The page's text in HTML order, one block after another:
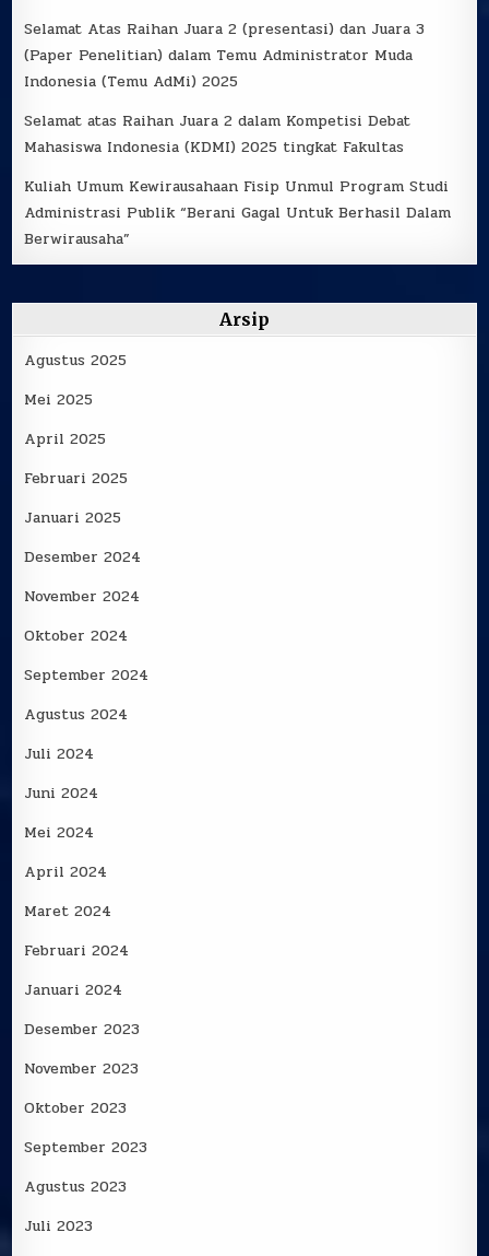
Selamat Atas Raihan Juara 2 (presentasi) dan Juara 3
(Paper Penelitian) dalam Temu Administrator Muda
Indonesia (Temu AdMi) 2025
Selamat atas Raihan Juara 2 dalam Kompetisi Debat
Mahasiswa Indonesia (KDMI) 2025 tingkat Fakultas
Kuliah Umum Kewirausahaan Fisip Unmul Program Studi
Administrasi Publik “Berani Gagal Untuk Berhasil Dalam
Berwirausaha”
Arsip
Agustus 2025
Mei 2025
April 2025
Februari 2025
Januari 2025
Desember 2024
November 2024
Oktober 2024
September 2024
Agustus 2024
Juli 2024
Juni 2024
Mei 2024
April 2024
Maret 2024
Februari 2024
Januari 2024
Desember 2023
November 2023
Oktober 2023
September 2023
Agustus 2023
Juli 2023